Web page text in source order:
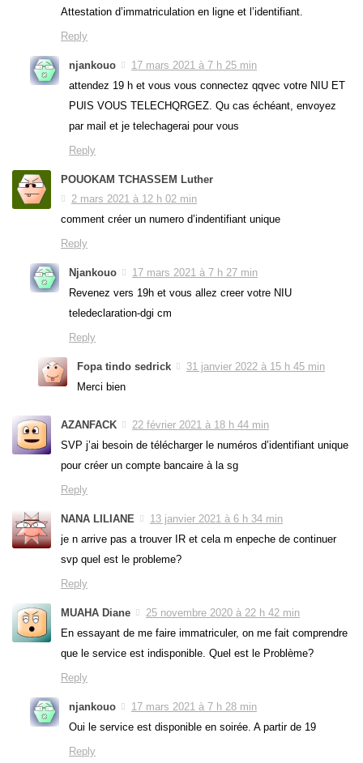
Attestation d’immatriculation en ligne et l’identifiant.
Reply
njankouo
17 mars 2021 à 7 h 25 min
attendez 19 h et vous vous connectez qqvec votre NIU ET
PUIS VOUS TELECHQRGEZ. Qu cas échéant, envoyez
par mail et je telechagerai pour vous
Reply
POUOKAM TCHASSEM Luther
2 mars 2021 à 12 h 02 min
comment créer un numero d’indentifiant unique
Reply
Njankouo
17 mars 2021 à 7 h 27 min
Revenez vers 19h et vous allez creer votre NIU
teledeclaration-dgi cm
Reply
Fopa tindo sedrick
31 janvier 2022 à 15 h 45 min
Merci bien
AZANFACK
22 février 2021 à 18 h 44 min
SVP j’ai besoin de télécharger le numéros d’identifiant unique
pour créer un compte bancaire à la sg
Reply
NANA LILIANE
13 janvier 2021 à 6 h 34 min
je n arrive pas a trouver IR et cela m enpeche de continuer
svp quel est le probleme?
Reply
MUAHA Diane
25 novembre 2020 à 22 h 42 min
En essayant de me faire immatriculer, on me fait comprendre
que le service est indisponible. Quel est le Problème?
Reply
njankouo
17 mars 2021 à 7 h 28 min
Oui le service est disponible en soirée. A partir de 19
Reply